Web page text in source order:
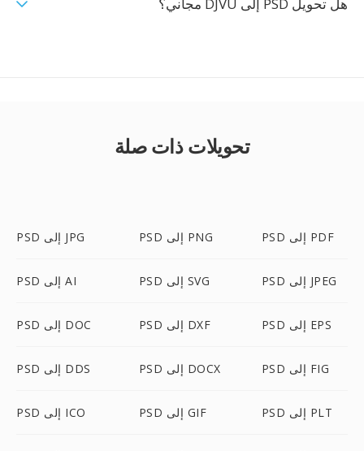
تحويلات ذات صلة
PSD إلى JPG PSD إلى PNG PSD إلى PDF
PSD إلى AI PSD إلى SVG PSD إلى JPEG
PSD إلى DOC PSD إلى DXF PSD إلى EPS
PSD إلى DDS PSD إلى DOCX PSD إلى FIG
PSD إلى ICO PSD إلى GIF PSD إلى PLT